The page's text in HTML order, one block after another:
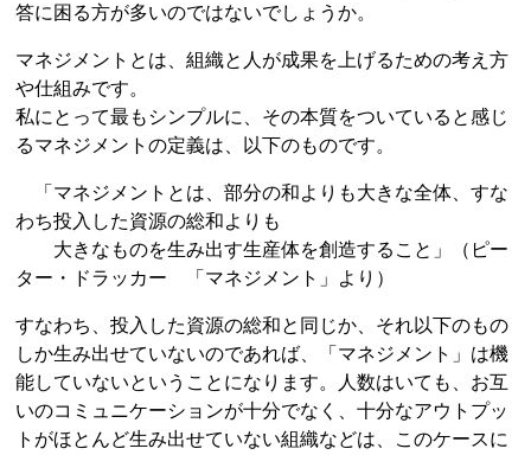
答に困る方が多いのではないでしょうか。
マネジメントとは、組織と人が成果を上げるための考え方
や仕組みです。
私にとって最もシンプルに、その本質をついていると感じ
るマネジメントの定義は、以下のものです。
「マネジメントとは、部分の和よりも大きな全体、すな
わち投入した資源の総和よりも
大きなものを生み出す生産体を創造すること」（ピー
ター・ドラッカー 「マネジメント」より）
すなわち、投入した資源の総和と同じか、それ以下のもの
しか生み出せていないのであれば、「マネジメント」は機
能していないということになります。人数はいても、お互
いのコミュニケーションが十分でなく、十分なアウトプッ
トがほとんど生み出せていない組織などは、このケースに